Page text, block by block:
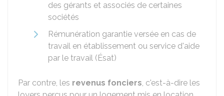
des gérants et associés de certaines
sociétés
Rémunération garantie versée en cas de
travail en établissement ou service d'aide
par le travail (Ésat)
Par contre, les revenus fonciers, c'est-à-dire les